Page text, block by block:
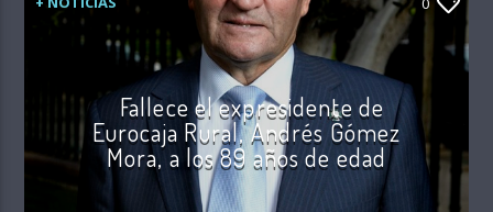
Fallece el expresidente de
Eurocaja Rural, Andrés Gómez
Mora, a los 89 años de edad